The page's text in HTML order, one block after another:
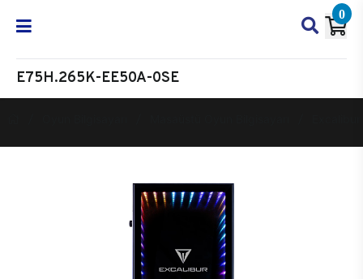
0
E75H.265K-EE50A-0SE